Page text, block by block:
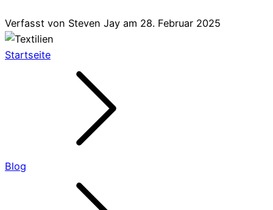
Verfasst von Steven Jay am 28. Februar 2025
Startseite
Blog